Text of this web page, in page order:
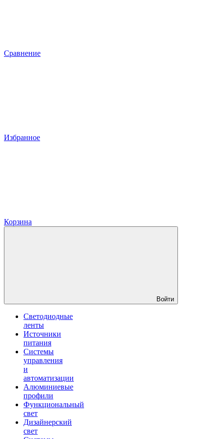
Сравнение
Избранное
Корзина
Войти
Светодиодные
ленты
Источники
питания
Системы
управления
и
автоматизации
Алюминиевые
профили
Функциональный
свет
Дизайнерский
свет